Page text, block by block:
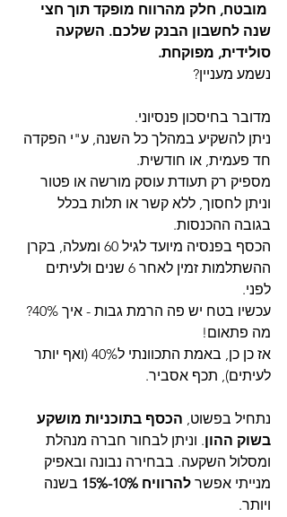
מובטח, חלק מהרווח מופקד תוך חצי
שנה לחשבון הבנק שלכם. השקעה
סולידית, מפוקחת.
נשמע מעניין?
מדובר בחיסכון פנסיוני.
ניתן להשקיע במהלך כל השנה, ע"י הפקדה
חד פעמית, או חודשית.
מספיק רק תעודת עוסק מורשה או פטור
וניתן לחסוך, ללא קשר או תלות בכלל
בגובה ההכנסות.
הכסף בפנסיה מיועד לגיל 60 ומעלה, בקרן
ההשתלמות זמין לאחר 6 שנים ולעיתים
לפני.
עכשיו בטח יש פה הרמת גבות - איך 40%?
מה פתאום!
אז כן כן, באמת התכוונתי ל40% (ואף יותר
לעיתים), תכף אסביר.
נתחיל בפשוט, הכסף בתוכניות מושקע
בשוק ההון. וניתן לבחור חברה מנהלת
ומסלול השקעה. בבחירה נבונה ובאפיק
מנייתי אפשר להרוויח 10%-15%
בשנה
ויותר.